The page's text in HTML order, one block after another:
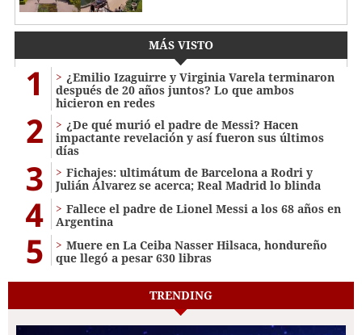
MÁS VISTO
1
¿Emilio Izaguirre y Virginia Varela terminaron
después de 20 años juntos? Lo que ambos
hicieron en redes
2
¿De qué murió el padre de Messi? Hacen
impactante revelación y así fueron sus últimos
días
3
Fichajes: ultimátum de Barcelona a Rodri y
Julián Álvarez se acerca; Real Madrid lo blinda
4
Fallece el padre de Lionel Messi a los 68 años en
Argentina
5
Muere en La Ceiba Nasser Hilsaca, hondureño
que llegó a pesar 630 libras
TRENDING